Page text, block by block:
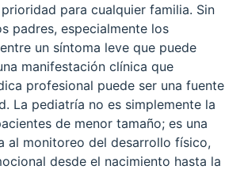
para cualquier familia. Sin
padres, especialmente los
un síntoma leve que puede
manifestación clínica que
profesional puede ser una fuente
La pediatría no es simplemente la
de menor tamaño; es una
al monitoreo del desarrollo físico,
desde el nacimiento hasta la